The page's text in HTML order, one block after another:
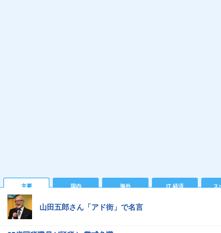
主要 国内 海外 IT 経済 ス
山田五郎さん「アド街」で名言